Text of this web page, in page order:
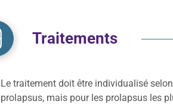
Traitements
Le traitement doit être individualisé
prolapsus, mais pour les prolapsus les